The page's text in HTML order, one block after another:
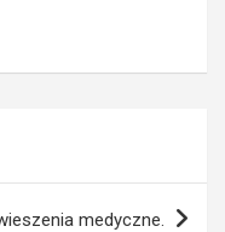
medyczne.